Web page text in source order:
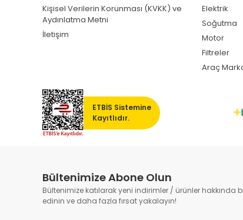
Kişisel Verilerin Korunması (KVKK) ve
Aydınlatma Metni
İletişim
Elektrik
Soğutma
Motor
Filtreler
Araç
ETBİS Sistemine
Kayıtlıdır.
Bültenimize Abone Olun
Bültenimize katılarak yeni indirimler / ürünler hakkında
edinin ve daha fazla fırsat yakalayın!